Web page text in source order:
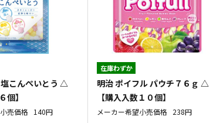
こんぺいとう △
個】
売価格 140円
在庫わずか
明治 ポイフル パウチ７６ｇ △
【購入入数１０個】
メーカー希望小売価格 238円